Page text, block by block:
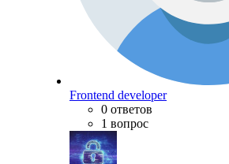
Frontend developer
0 ответов
1 вопрос